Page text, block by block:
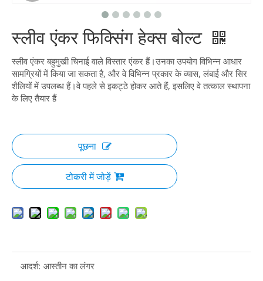
स्लीव एंकर फिक्सिंग हेक्स बोल्ट
स्लीव एंकर बहुमुखी चिनाई वाले विस्तार एंकर हैं।उनका उपयोग विभिन्न आधार
सामग्रियों में किया जा सकता है, और वे विभिन्न प्रकार के व्यास, लंबाई और सिर
शैलियों में उपलब्ध हैं।वे पहले से इकट्ठे होकर आते हैं, इसलिए वे तत्काल स्थापना
के लिए तैयार हैं
पूछना
टोकरी में जोड़ें
आदर्श: आस्तीन का लंगर